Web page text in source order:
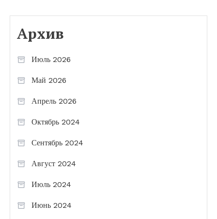
Архив
Июль 2026
Май 2026
Апрель 2026
Октябрь 2024
Сентябрь 2024
Август 2024
Июль 2024
Июнь 2024